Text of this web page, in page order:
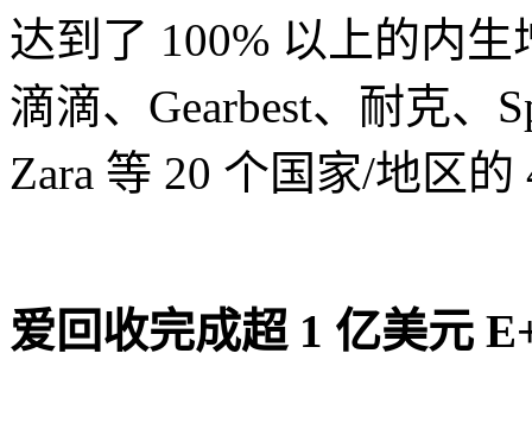
达到了 100% 以上的内
滴滴、Gearbest、耐克、
Zara 等 20 个国家/地区
爱回收完成超 1 亿美元